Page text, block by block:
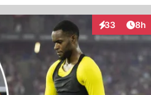
33
Interaktionen
8h